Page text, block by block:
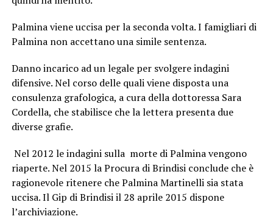
Palmina viene uccisa per la seconda volta. I famigliari di
Palmina non accettano una simile sentenza.
Danno incarico ad un legale per svolgere indagini
difensive. Nel corso delle quali viene disposta una
consulenza grafologica, a cura della dottoressa Sara
Cordella, che stabilisce che la lettera presenta due
diverse grafie.
Nel 2012 le indagini sulla morte di Palmina vengono
riaperte. Nel 2015 la Procura di Brindisi conclude che è
ragionevole ritenere che Palmina Martinelli sia stata
uccisa. Il Gip di Brindisi il 28 aprile 2015 dispone
l’archiviazione.